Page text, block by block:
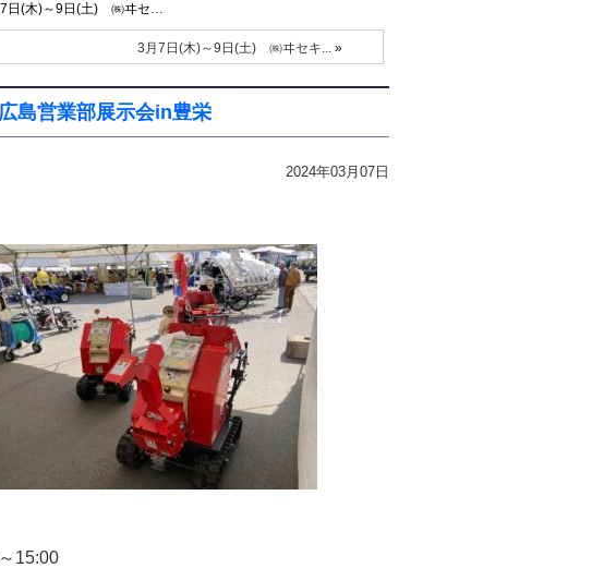
日(木)～9日(土) ㈱ヰセ…
3月7日(木)～9日(土) ㈱ヰセキ... »
島営業部展示会in豊栄
2024年03月07日
15:00